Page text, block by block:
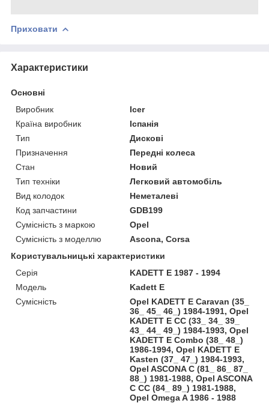
Приховати
Характеристики
Основні
Виробник
Icer
Країна виробник
Іспанія
Тип
Дискові
Призначення
Передні колеса
Стан
Новий
Тип техніки
Легковий автомобіль
Вид колодок
Неметалеві
Код запчастини
GDB199
Сумісність з маркою
Opel
Сумісність з моделлю
Ascona, Corsa
Користувальницькі характеристики
Серія
KADETT E 1987 - 1994
Модель
Kadett E
Сумісність
Opel KADETT E Caravan (35_
36_ 45_ 46_) 1984-1991, Opel
KADETT E CC (33_ 34_ 39_
43_ 44_ 49_) 1984-1993, Opel
KADETT E Combo (38_ 48_)
1986-1994, Opel KADETT E
Kasten (37_ 47_) 1984-1993,
Opel ASCONA C (81_ 86_ 87_
88_) 1981-1988, Opel ASCONA
C CC (84_ 89_) 1981-1988,
Opel Omega A 1986 - 1988